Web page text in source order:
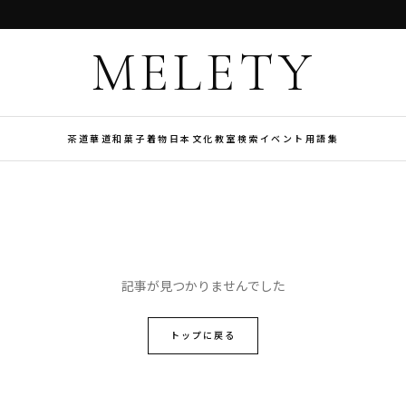
MELETY
茶道華道和菓子 着物 日本文化 教室検索 イベント 用語集
記事が見つかりませんでした
トップに戻る